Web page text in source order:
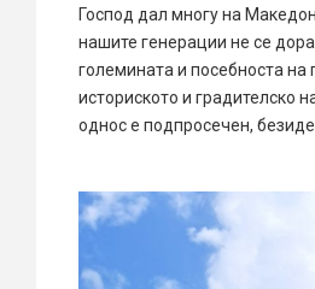
Господ дал многу на
нашите генерации не се
големината и посебноста на
историското и градителско
однос е подпросечен,